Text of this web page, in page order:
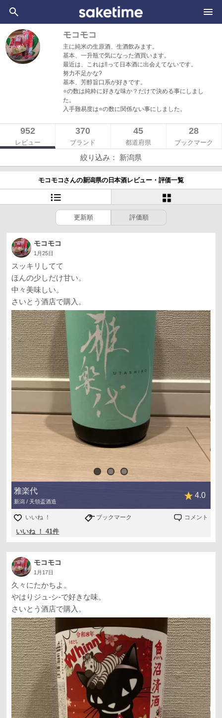
モコモコ
主に純米の生原酒、生酒飲みます。
基本、一升瓶で気になった酒買います。
最近は、これは‼️って日本酒に出会えてないです。
努力不足かな?
基本、芳醇旨口系が好きです。
⭐️の数は純粋に好きな味か？だけで決める事にしまし
た。
入手難易度は⭐️の数に関係ない事にしました。
952
レビュー
370
ブランド
45
都道府県
28
ブックマーク
絞り込み： 新潟県
モコモコさんの新潟県の日本酒レビュー・評価一覧
更新順 評価順
モコモコ
1月25日
スッキリしてて
ほんの少しだけ甘い。
中々美味しい。
さいとう酒店で購入。
雅楽代
新潟 / 天領盃酒造
4.0
いいね ！ ブックマーク コメント
いいね ！ 41件
モコモコ
1月17日
久々にたかちよ。
やはりジュ-シ-で好きな味。
さいとう酒店で購入。